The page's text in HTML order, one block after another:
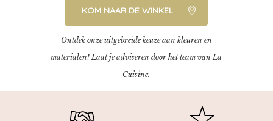
KOM NAAR DE WINKEL
Ontdek onze uitgebreide keuze aan kleuren en
materialen! Laat je adviseren door het team van La
Cuisine.